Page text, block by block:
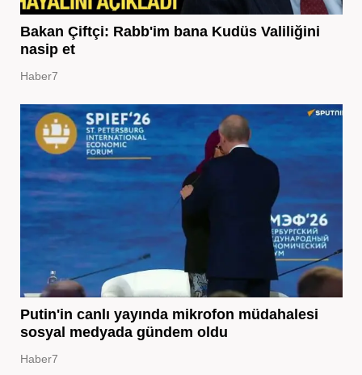
Bakan Çiftçi: Rabb'im bana Kudüs Valiliğini
nasip et
Haber7
Putin'in canlı yayında mikrofon müdahalesi
sosyal medyada gündem oldu
Haber7